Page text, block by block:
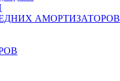
АМОРТИЗАТОРОВ